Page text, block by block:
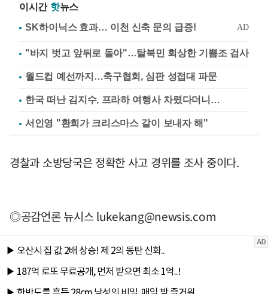
이시간 핫뉴스
"바지 벗고 앞뒤로 돌아"…탈북민 회상한 기쁨조 검사
월드컵 예선까지…축구협회, 심판 성접대 파문
한국 떠난 김지수, 프라하 여행사 차렸다더니…
서인영 "환희가 크리스마스 같이 보내자 해"
경찰과 소방당국은 정확한 사고 경위를 조사 중이다.
◎공감언론 뉴시스lukekang@newsis.com